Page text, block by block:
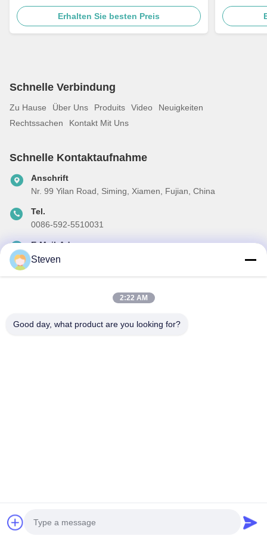
Trockentransformator 240 V auf 480 V, erfüllt
DOE 2016
Erhalten Sie besten Preis
Schnelle Verbindung
Zu Hause Über Uns Produits Video
Neuigkeiten
Rechtssachen
Kontakt Mit Uns
Schnelle Kontaktaufnahme
Anschrift
Nr. 99 Yilan Road, Siming, Xiamen, Fujian, China
Tel.
0086-592-5510031
E-Mail-Adresse
steven@winley-electric.com
Abonnieren Sie unseren Newsletter für Rabatte und mehr.
Steven
2:22 AM
Good day, what product are you looking for?